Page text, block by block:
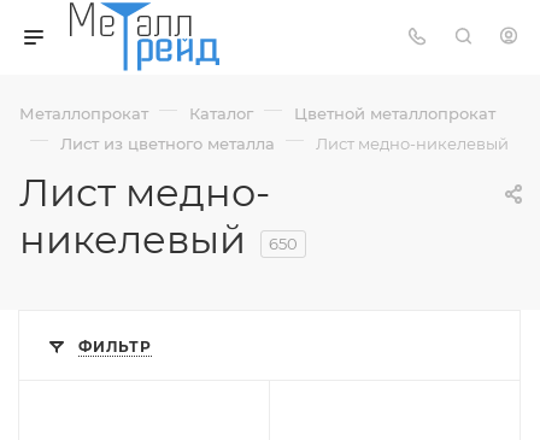
Металлопрокат — Каталог — Цветной металлопрокат
— Лист из цветного металла — Лист медно-никелевый
Лист медно-
никелевый
650
ФИЛЬТР